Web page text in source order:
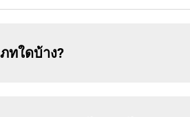
ทใดบ้าง?